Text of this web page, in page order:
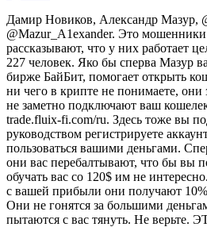
Дамир Новиков, Александр Мазур,
@Mazur_A1exander. Это
рассказывают, что у них работает
227 человек. Яко бы сперва Мазур
бирже БайБит, помогает открыть
ни чего в крипте не понимаете, они
не заметно подключают ваш
trade.fluix-fi.com/ru. Здесь тоже вы
руководством регистрируете
пользоваться вашими деньгами.
они вас перебалтывают, что бы вы
обучать вас со 120$ им не
с вашей прибыли они получают
Они не гонятся за большими
пытаются с вас тянуть. Не